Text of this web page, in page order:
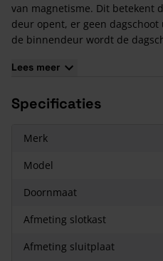
van magnetisme. Dit betekent
deur opent, er geen
de binnendeur wordt de
je beschadigingen aan het
Eigenschappen Austria
Loopslot
Speciaal gemaakt voor de
Alleen beschikbaar in stompe
Lees meer
Specificaties
Merk
Model
Doornmaat
Afmeting slotkast
Afmeting sluitplaat